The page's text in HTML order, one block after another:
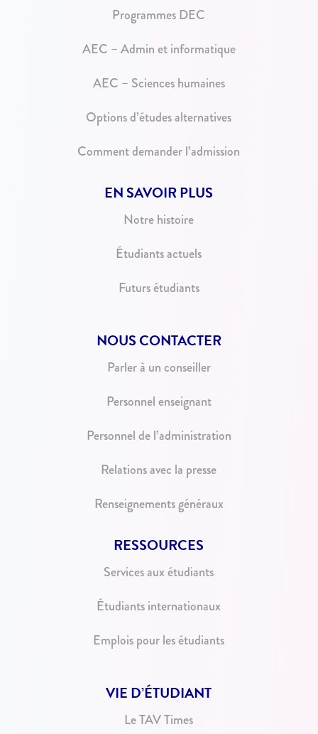
Programmes DEC
AEC – Admin et informatique
AEC – Sciences humaines
Options d’études alternatives
Comment demander l’admission
EN SAVOIR PLUS
Notre histoire
Étudiants actuels
Futurs étudiants
NOUS CONTACTER
Parler à un conseiller
Personnel enseignant
Personnel de l’administration
Relations avec la presse
Renseignements généraux
RESSOURCES
Services aux étudiants
Étudiants internationaux
Emplois pour les étudiants
VIE D’ÉTUDIANT
Le TAV Times